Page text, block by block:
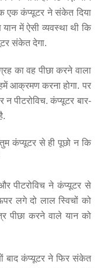
एक कंप्यूटर ने संकेत दिया
में ऐसी व्यवस्था थी कि
संकेत देगा.
का वह पीछा करने वाला
आक्रमण करना होगा. पर
पीटरोविच. कंप्यूटर बार-
कंप्यूटर से ही पूछो न कि
पीटरोविच ने कंप्यूटर से
लगे दो लाल स्विचों को
पीछा करने वाले यान को
बाद कंप्यूटर ने फिर संकेत